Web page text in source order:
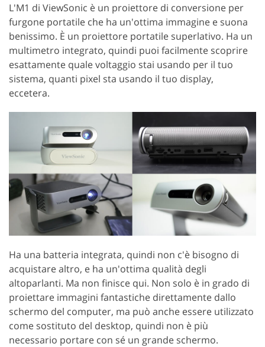
L'M1 di ViewSonic è un proiettore di conversione per
furgone portatile che ha un'ottima immagine e suona
benissimo. È un proiettore portatile superlativo. Ha un
multimetro integrato, quindi puoi facilmente scoprire
esattamente quale voltaggio stai usando per il tuo
sistema, quanti pixel sta usando il tuo display,
eccetera.
Ha una batteria integrata, quindi non c'è bisogno di
acquistare altro, e ha un'ottima qualità degli
altoparlanti. Ma non finisce qui. Non solo è in grado di
proiettare immagini fantastiche direttamente dallo
schermo del computer, ma può anche essere utilizzato
come sostituto del desktop, quindi non è più
necessario portare con sé un grande schermo.